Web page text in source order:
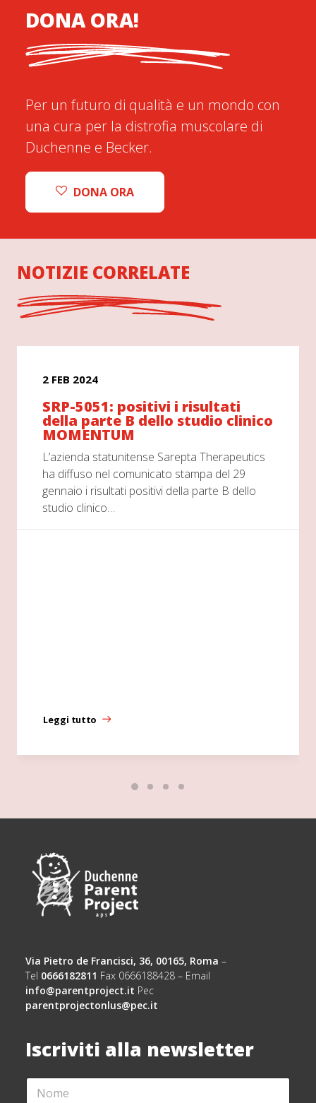
DONA ORA!
Per un futuro di qualità e un mondo con
una cura per la distrofia muscolare di
Duchenne e Becker.
DONA ORA
NOTIZIE CORRELATE
2 FEB 2024
SRP-5051: positivi i risultati
della parte B dello studio clinico
MOMENTUM
L’azienda statunitense Sarepta Therapeutics
ha diffuso nel comunicato stampa del 29
gennaio i risultati positivi della parte B dello
studio clinico…
Leggi tutto
Via Pietro de Francisci, 36, 00165, Roma –
Tel 0666182811 Fax 0666188428 – Email
info@parentproject.it Pec
parentprojectonlus@pec.it
Iscriviti alla newsletter
*N